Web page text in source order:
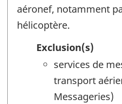
aéronef, notamment
hélicoptère.
Exclusion(s)
services de
transport
Messageries)